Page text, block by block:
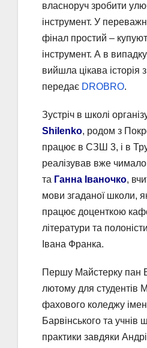
власноруч зробити
інструмент. У
фінал простий –
інструмент. А в
вийшла цікава
передає DROBRO.
Зустріч в школі
Shilenko, родом з
працює в СЗШ 3, і в
реалізував вже
та Ганна Іваночко,
мови згаданої школи,
працює доценткою
літератури та
Івана Франка.
Першу Майстерку пан
лютому для студентів
фахового коледжу
Барвінського та учнів
практики завдяки